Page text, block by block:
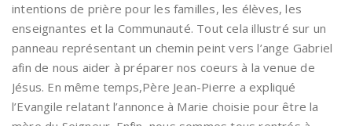
intentions de prière pour les familles, les élèves, les
enseignantes et la Communauté. Tout cela illustré sur un
panneau représentant un chemin peint vers l’ange Gabriel
afin de nous aider à préparer nos coeurs à la venue de
Jésus. En même temps,Père Jean-Pierre a expliqué
l’Evangile relatant l’annonce à Marie choisie pour être la